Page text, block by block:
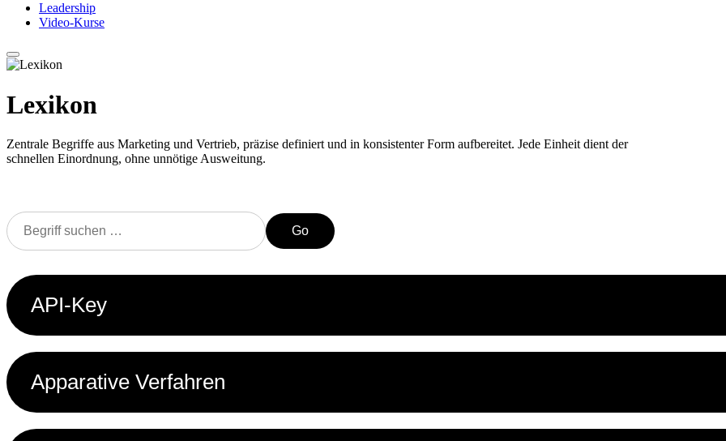
Leadership
Video-Kurse
Lexikon
Zentrale Begriffe aus Marketing und Vertrieb, präzise definiert und in konsistenter Form aufbereitet. Jede Einheit dient der
schnellen Einordnung, ohne unnötige Ausweitung.
Go
API-Key
Apparative Verfahren